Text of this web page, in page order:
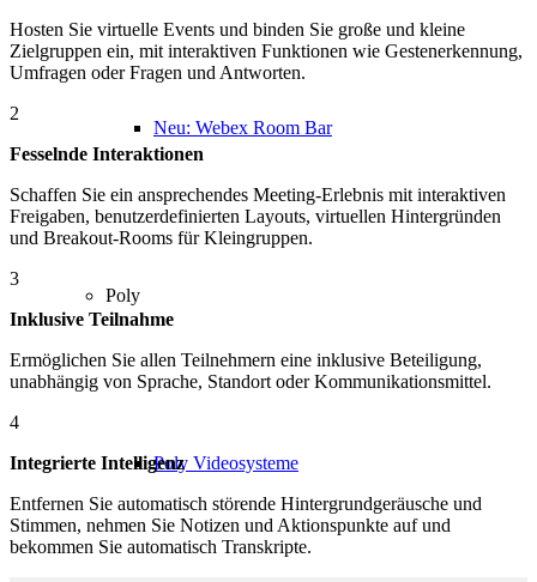
Neu: Webex Room Bar
Poly
Poly Videosysteme
Hosten Sie virtuelle Events und binden Sie große und kleine
Zielgruppen ein, mit interaktiven Funktionen wie Gestenerkennung,
Umfragen oder Fragen und Antworten.
2
Fesselnde Interaktionen
Schaffen Sie ein ansprechendes Meeting-Erlebnis mit interaktiven
Freigaben, benutzerdefinierten Layouts, virtuellen Hintergründen
und Breakout-Rooms für Kleingruppen.
3
Inklusive Teilnahme
Ermöglichen Sie allen Teilnehmern eine inklusive Beteiligung,
unabhängig von Sprache, Standort oder Kommunikationsmittel.
4
Integrierte Intelligenz
Entfernen Sie automatisch störende Hintergrundgeräusche und
Stimmen, nehmen Sie Notizen und Aktionspunkte auf und
bekommen Sie automatisch Transkripte.